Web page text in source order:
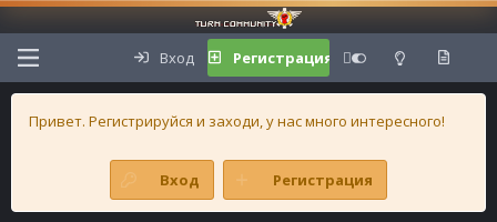
Вход Регистрация
Привет. Регистрируйся и заходи, у нас много интересного!
Вход Регистрация